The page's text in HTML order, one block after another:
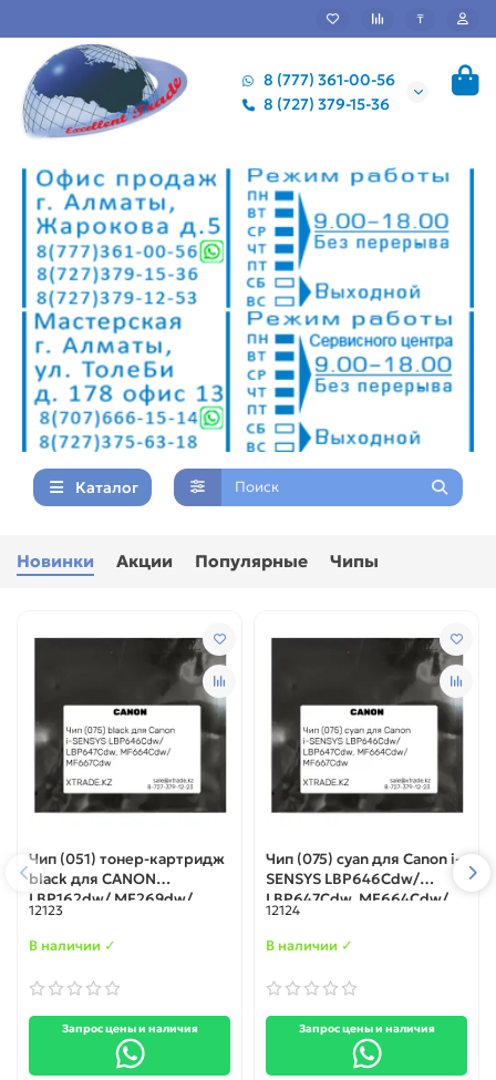
₸
8 (777) 361-00-56
8 (727) 379-15-36
Каталог
Новинки Акции Популярные Чипы
Чип (051) тонер-картридж
black для CANON
LBP162dw/ MF269dw/
267dw/ 264dw
12123
В наличии ✓
Запрос цены и наличия
Чип (075) cyan для Canon i-
SENSYS LBP646Сdw/
LBP647Cdw, MF664Cdw/
MF667Cdw
12124
В наличии ✓
Запрос цены и наличия